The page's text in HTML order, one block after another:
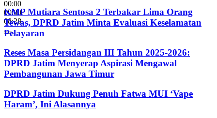
00:00
00:00
08:28
KMP Mutiara Sentosa 2 Terbakar Lima Orang
Tewas, DPRD Jatim Minta Evaluasi Keselamatan
Pelayaran
Reses Masa Persidangan III Tahun 2025-2026:
DPRD Jatim Menyerap Aspirasi Mengawal
Pembangunan Jawa Timur
DPRD Jatim Dukung Penuh Fatwa MUI ‘Vape
Haram’, Ini Alasannya